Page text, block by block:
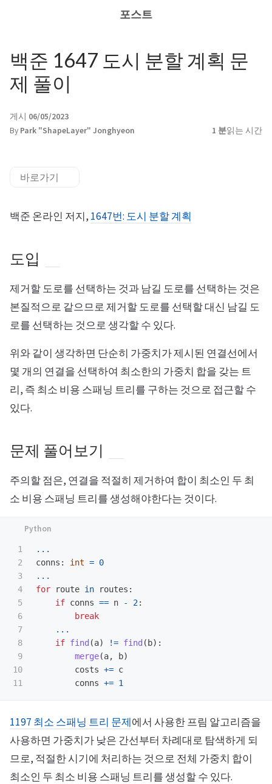
포스트
백준 1647 도시 분할 계획 문
제 풀이
게시 06/05/2023
By Park "ShapeLayer" Jonghyeon 1 분읽는 시간
바로가기
백준 온라인 저지, 1647번: 도시 분할 계획
도입
제거할 도로를 선택하는 것과 남길 도로를 선택하는 것은
본질적으로 같으므로 제거할 도로를 선택할 대신 남길 도
로를 선택하는 것으로 생각할 수 있다.
위와 같이 생각하면 단순히 가중치가 제시된 연결선에서
몇 개의 연결을 선택하여 최소한의 가중치 합을 갖는 트
리, 즉 최소 비용 스패닝 트리를 구하는 것으로 접근할 수
있다.
문제 풀어보기
주의할 점은, 연결을 적절히 제거하여 합이 최소인 두 최
소 비용 스패닝 트리를 생성해야한다는 것이다.
1
2
3
4
5
6
7
8
9
10
...
conns : int = 0
...
for
route in routes :
if conns == n - 2:
break
...
if find (a) != find ( b):
merge(a, b)
costs += c
conns += 1
1197 최소 스패닝 트리 문제에서 사용한 프림 알고리즘을
사용하면 가중치가 낮은 간선부터 차례대로 탐색하게 되
므로, 적절한 시기에 처리하는 것으로 전체 가중치 합이
최소인 두 최소 비용 스패닝 트리를 생성할 수 있다.